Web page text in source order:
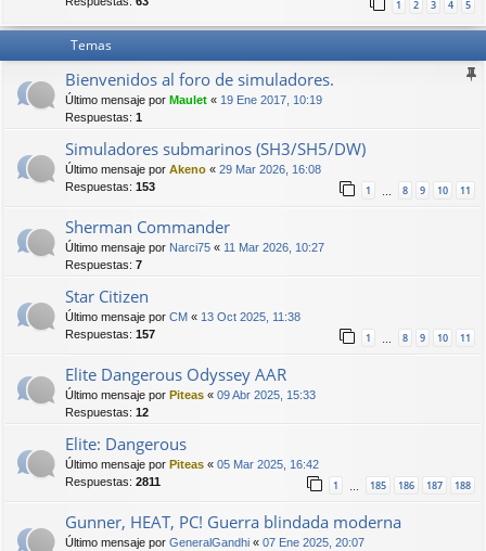
1 2 3 4 5
Temas
Bienvenidos al foro de simuladores.
Último mensaje por Maulet « 19 Ene 2017, 10:19
Respuestas: 1
Simuladores submarinos (SH3/SH5/DW)
Último mensaje por Akeno « 29 Mar 2026, 16:08
Respuestas: 153 1 8 9 10 11
Sherman Commander
Último mensaje por Narci75 « 11 Mar 2026, 10:27
Respuestas: 7
Star Citizen
Último mensaje por CM « 13 Oct 2025, 11:38
Respuestas: 157 1 8 9 10 11
Elite Dangerous Odyssey AAR
Último mensaje por Piteas « 09 Abr 2025, 15:33
Respuestas: 12
Elite: Dangerous
Último mensaje por Piteas « 05 Mar 2025, 16:42
Respuestas: 2811 1 185 186 187 188
Gunner, HEAT, PC! Guerra blindada moderna
Último mensaje por GeneralGandhi « 07 Ene 2025, 20:07